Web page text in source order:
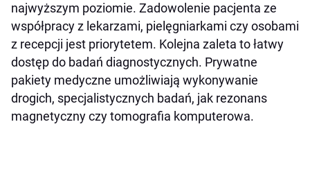
najwyższym poziomie. Zadowolenie pacjenta ze
współpracy z lekarzami, pielęgniarkami czy osobami
z recepcji jest priorytetem. Kolejna zaleta to łatwy
dostęp do badań diagnostycznych. Prywatne
pakiety medyczne umożliwiają wykonywanie
drogich, specjalistycznych badań, jak rezonans
magnetyczny czy tomografia komputerowa.